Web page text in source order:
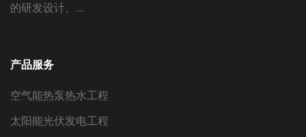
的研发设计、...
产品服务
空气能热泵热水工程
太阳能光伏发电工程